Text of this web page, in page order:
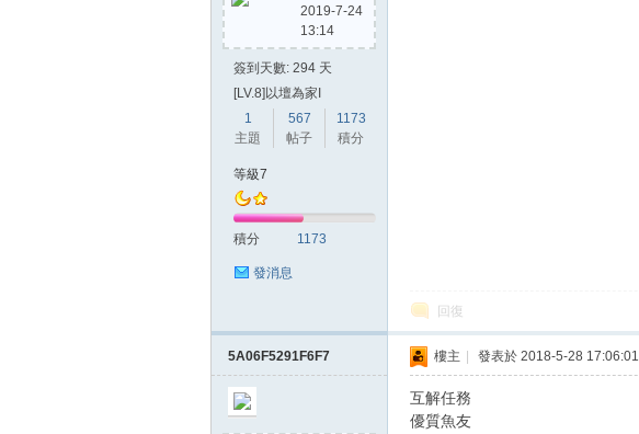
2019-7-24
13:14
簽到天數: 294 天
[LV.8]以壇為家I
1
主題
567
帖子
1173
積分
等級7
積分 1173
發消息
回復
5A06F5291F6F7 樓主 發表於 2018-5-28 17:06:01
互解任務
優質魚友